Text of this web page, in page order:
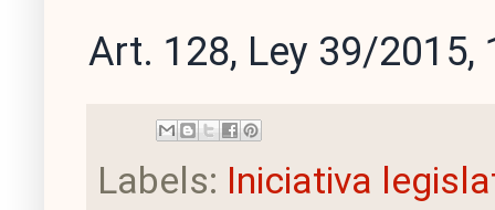
Art. 128, Ley 39/2015,
Labels: Iniciativa